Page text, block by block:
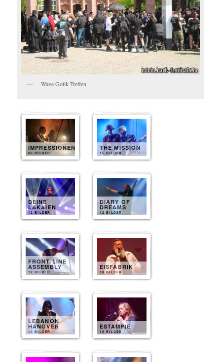
Wave Gotik Treffen
IMPRESSIONEN
60 BILDER
THE MISSION
15 BILDER
DEINE
LAKAIEN
12 BILDER
DIARY OF
DREAMS
12 BILDER
FRONT LINE
ASSEMBLY
12 BILDER
EISFABRIK
10 BILDER
LEBANON
HANOVER
10 BILDER
ESTAMPIE
10 BILDER